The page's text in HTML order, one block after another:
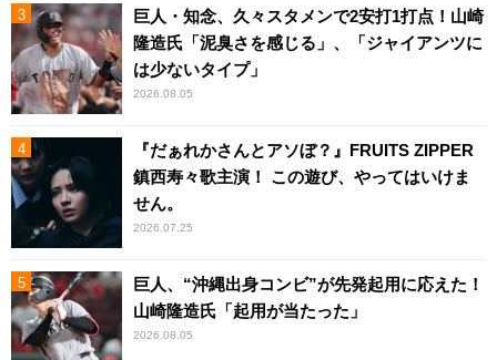
巨人・知念、久々スタメンで2安打1打点！山崎
隆造氏「泥臭さを感じる」、「ジャイアンツに
は少ないタイプ」
2026.08.05
『だぁれかさんとアソぼ？』FRUITS ZIPPER
鎮西寿々歌主演！ この遊び、やってはいけま
せん。
2026.07.25
巨人、“沖縄出身コンビ”が先発起用に応えた！
山崎隆造氏「起用が当たった」
2026.08.05